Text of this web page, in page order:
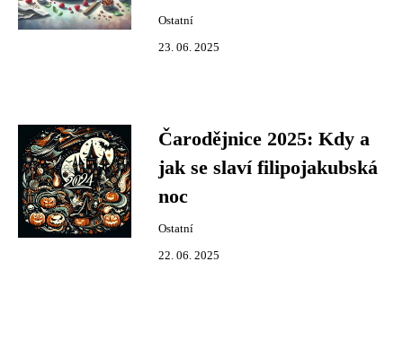
Ostatní
23. 06. 2025
Čarodějnice 2025: Kdy a
jak se slaví filipojakubská
noc
Ostatní
22. 06. 2025